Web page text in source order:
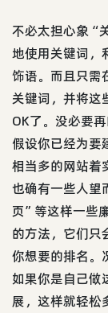
不必太担心象“
地使用关键词，
饰语。而且只需
关键词，并将这
OK了。没必要
假设你已经为要
相当多的网站着
也确有一些人望
页”等这样一些
的方法，它们只
你想要的排名。
如果你是自己做
展，这样就轻松